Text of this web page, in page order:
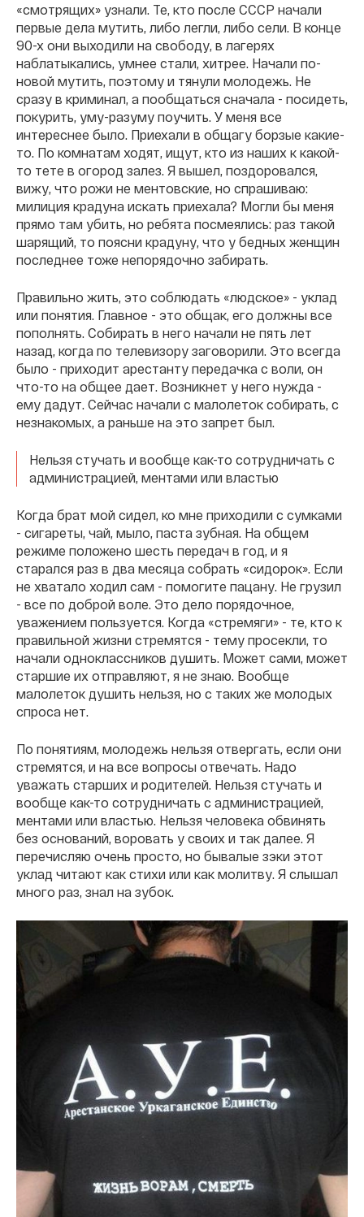
«смотрящих» узнали. Те, кто после СССР начали
первые дела мутить, либо легли, либо сели. В конце
90-х они выходили на свободу, в лагерях
наблатыкались, умнее стали, хитрее. Начали по-
новой мутить, поэтому и тянули молодежь. Не
сразу в криминал, а пообщаться сначала - посидеть,
покурить, уму-разуму поучить. У меня все
интереснее было. Приехали в общагу борзые какие-
то. По комнатам ходят, ищут, кто из наших к какой-
то тете в огород залез. Я вышел, поздоровался,
вижу, что рожи не ментовские, но спрашиваю:
милиция крадуна искать приехала? Могли бы меня
прямо там убить, но ребята посмеялись: раз такой
шарящий, то поясни крадуну, что у бедных женщин
последнее тоже непорядочно забирать.
Правильно жить, это соблюдать «людское» - уклад
или понятия. Главное - это общак, его должны все
пополнять. Собирать в него начали не пять лет
назад, когда по телевизору заговорили. Это всегда
было - приходит арестанту передачка с воли, он
что-то на общее дает. Возникнет у него нужда -
ему дадут. Сейчас начали с малолеток собирать, с
незнакомых, а раньше на это запрет был.
Нельзя стучать и вообще как-то сотрудничать с
администрацией, ментами или властью
Когда брат мой сидел, ко мне приходили с сумками
- сигареты, чай, мыло, паста зубная. На общем
режиме положено шесть передач в год, и я
старался раз в два месяца собрать «сидорок». Если
не хватало ходил сам - помогите пацану. Не грузил
- все по доброй воле. Это дело порядочное,
уважением пользуется. Когда «стремяги» - те, кто к
правильной жизни стремятся - тему просекли, то
начали одноклассников душить. Может сами, может
старшие их отправляют, я не знаю. Вообще
малолеток душить нельзя, но с таких же молодых
спроса нет.
По понятиям, молодежь нельзя отвергать, если они
стремятся, и на все вопросы отвечать. Надо
уважать старших и родителей. Нельзя стучать и
вообще как-то сотрудничать с администрацией,
ментами или властью. Нельзя человека обвинять
без оснований, воровать у своих и так далее. Я
перечисляю очень просто, но бывалые зэки этот
уклад читают как стихи или как молитву. Я слышал
много раз, знал на зубок.